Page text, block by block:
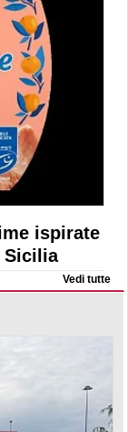
ispirate
Sicilia
Vedi tutte